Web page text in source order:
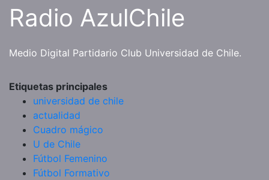
SaltarRadio AzulChile
Medio Digital Partidario Club Universidad de Chile.
Etiquetas principales
universidad de chile
actualidad
Cuadro mágico
U de Chile
Fútbol Femenino
Fútbol Formativo